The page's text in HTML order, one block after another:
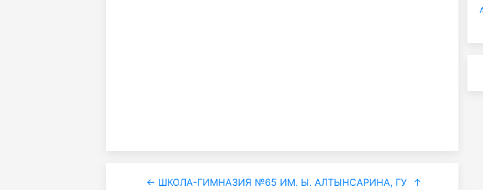
← ШКОЛА-ГИМНАЗИЯ №65 ИМ. Ы. АЛТЫНСАРИНА, ГУ
↑